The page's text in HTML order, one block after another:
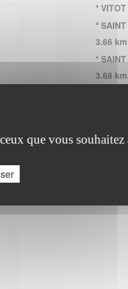
*
*
3.66 km
*
3.68 km
*
* LE
* IVILLE
*
que vous souhaitez